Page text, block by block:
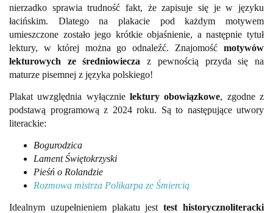
nierzadko sprawia trudność fakt, że zapisuje się je w języku
łacińskim. Dlatego na plakacie pod każdym motywem
umieszczone zostało jego krótkie objaśnienie, a następnie tytuł
lektury, w której można go odnaleźć. Znajomość motywów
lekturowych ze średniowiecza z pewnością przyda się na
maturze pisemnej z języka polskiego!
Plakat uwzględnia wyłącznie lektury obowiązkowe, zgodne z
podstawą programową z 2024 roku. Są to następujące utwory
literackie:
Bogurodzica
Lament Świętokrzyski
Pieśń o Rolandzie
Rozmowa mistrza Polikarpa ze Śmiercią
Idealnym uzupełnieniem plakatu jesttest historycznoliteracki